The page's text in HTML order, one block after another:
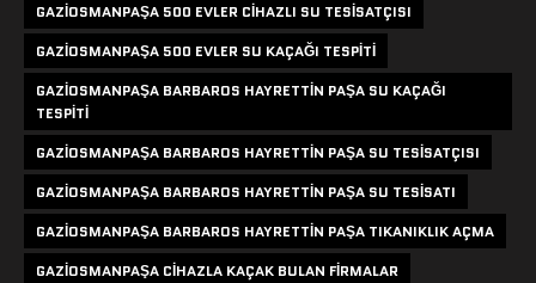
GAZIOSMANPAŞA 500 EVLER CIHAZLI SU TESISATÇISI
GAZIOSMANPAŞA 500 EVLER SU KAÇAĞI TESPITI
GAZIOSMANPAŞA BARBAROS HAYRETTIN PAŞA SU KAÇAĞI
TESPITI
GAZIOSMANPAŞA BARBAROS HAYRETTIN PAŞA SU TESISATÇISI
GAZIOSMANPAŞA BARBAROS HAYRETTIN PAŞA SU TESISATI
GAZIOSMANPAŞA BARBAROS HAYRETTIN PAŞA TIKANIKLIK AÇMA
GAZIOSMANPAŞA CIHAZLA KAÇAK BULAN FIRMALAR